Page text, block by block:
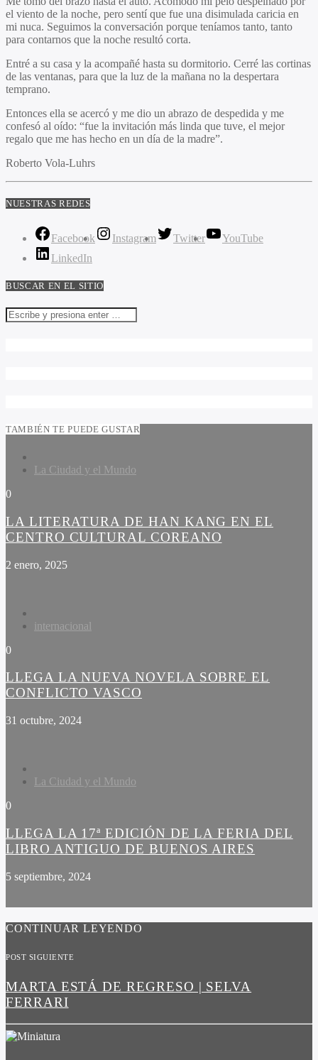
el viento de la noche, pero sentí que fue una disimulada caricia en
mi nuca. Seguimos la conversación porque teníamos tanto, tanto
para contarnos que la noche resultó corta.
Entré a su casa y la acompañé hasta su dormitorio. Cerré las cortinas
de las ventanas, para que la luz de la mañana no la despertara
temprano.
Entonces ella se acercó y me dio un abrazo de despedida y me
confesó al oído: “fue la invitación más linda que tuve, el mejor
regalo que me has hecho en un día de la madre”.
Roberto Vola-Luhrs
NUESTRAS REDES
Facebook Instagram Twitter
YouTube
LinkedIn
BUSCAR EN EL SITIO
TAMBIÉN TE PUEDE GUSTAR
La Ciudad y el Mundo
0
LA LITERATURA DE HAN KANG EN EL
CENTRO CULTURAL COREANO
2 enero, 2025
internacional
0
LLEGA LA NUEVA NOVELA SOBRE EL
CONFLICTO VASCO
31 octubre, 2024
La Ciudad y el Mundo
0
LLEGA LA 17ª EDICIÓN DE LA FERIA DEL
LIBRO ANTIGUO DE BUENOS AIRES
5 septiembre, 2024
CONTINUAR LEYENDO
POST SIGUIENTE
MARTA ESTÁ DE REGRESO | SELVA
FERRARI